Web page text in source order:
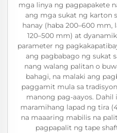
mga linya ng pagpapakete
ang mga sukat ng karton
hanay (haba 200–600 mm,
120–500 mm) at
parameter ng
ang pagbabago ng sukat
nang walang palitan o
bahagi, na malaki ang
paggamit mula sa
manong pag-aayos.
maramihang lapad ng tira
na maaaring mabilis na
pagpapalit ng tape